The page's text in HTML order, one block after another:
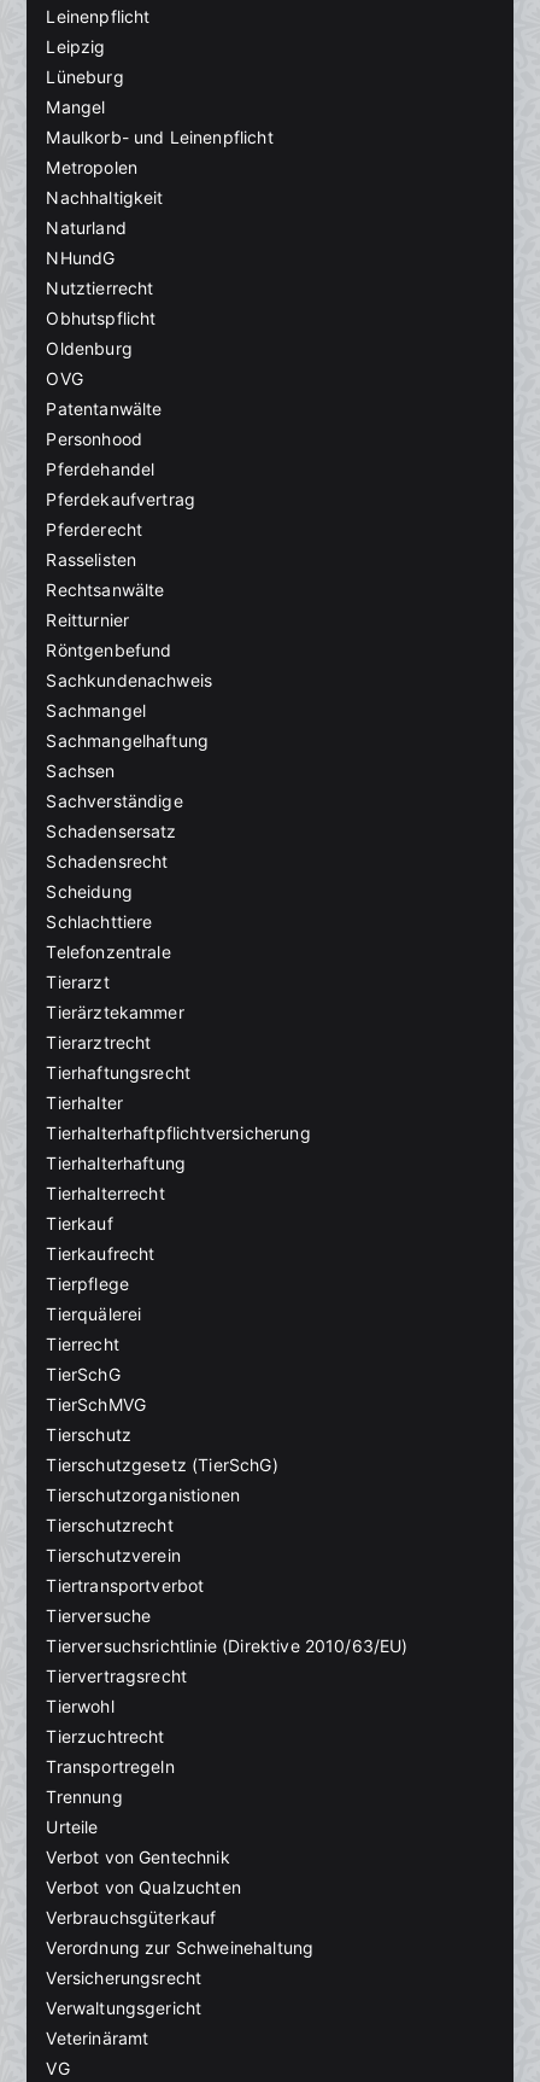
Leinenpflicht
Leipzig
Lüneburg
Mangel
Maulkorb- und Leinenpflicht
Metropolen
Nachhaltigkeit
Naturland
NHundG
Nutztierrecht
Obhutspflicht
Oldenburg
OVG
Patentanwälte
Personhood
Pferdehandel
Pferdekaufvertrag
Pferderecht
Rasselisten
Rechtsanwälte
Reitturnier
Röntgenbefund
Sachkundenachweis
Sachmangel
Sachmangelhaftung
Sachsen
Sachverständige
Schadensersatz
Schadensrecht
Scheidung
Schlachttiere
Telefonzentrale
Tierarzt
Tierärztekammer
Tierarztrecht
Tierhaftungsrecht
Tierhalter
Tierhalterhaftpflichtversicherung
Tierhalterhaftung
Tierhalterrecht
Tierkauf
Tierkaufrecht
Tierpflege
Tierquälerei
Tierrecht
TierSchG
TierSchMVG
Tierschutz
Tierschutzgesetz (TierSchG)
Tierschutzorganistionen
Tierschutzrecht
Tierschutzverein
Tiertransportverbot
Tierversuche
Tierversuchsrichtlinie (Direktive 2010/63/EU)
Tiervertragsrecht
Tierwohl
Tierzuchtrecht
Transportregeln
Trennung
Urteile
Verbot von Gentechnik
Verbot von Qualzuchten
Verbrauchsgüterkauf
Verordnung zur Schweinehaltung
Versicherungsrecht
Verwaltungsgericht
Veterinäramt
VG